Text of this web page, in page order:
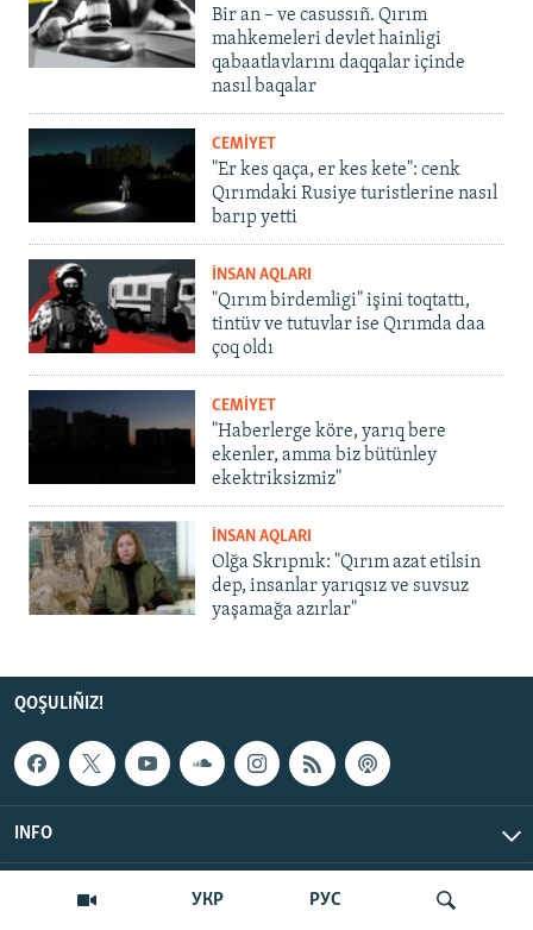
УКР РУС
Bir an – ve casussıñ. Qırım
mahkemeleri devlet hainligi
qabaatlavlarını daqqalar içinde
nasıl baqalar
CEMİYET
"Er kes qaça, er kes kete": cenk
Qırımdaki Rusiye turistlerine nasıl
barıp yetti
İNSAN AQLARI
"Qırım birdemligi" işini toqtattı,
tintüv ve tutuvlar ise Qırımda daa
çoq oldı
CEMİYET
"Haberlerge köre, yarıq bere
ekenler, amma biz bütünley
ekektriksizmiz"
İNSAN AQLARI
Olğa Skrıpnık: "Qırım azat etilsin
dep, insanlar yarıqsız ve suvsuz
yaşamağa azırlar"
QOŞULIÑIZ!
INFO
© Qırım.Aqiqat, 2026 | All Rights Reserved.